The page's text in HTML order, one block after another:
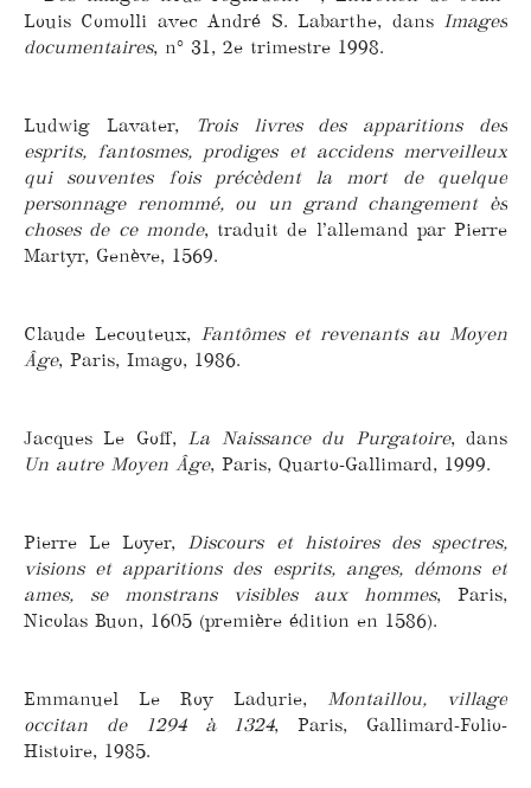
Louis Comolli avec André S. Labarthe, dans Images
documentaires, n° 31, 2e trimestre 1998.
Ludwig Lavater,
Trois livres des apparitions des
esprits, fantosmes, prodiges et accidens merveilleux
qui souventes fois précèdent la mort de quelque
personnage renommé, ou un grand changement ès
choses de ce monde, traduit de l’allemand par Pierre
Martyr, Genève, 1569.
Claude Lecouteux, Fantômes et revenants au Moyen
Âge, Paris, Imago, 1986.
Jacques Le Goff, La Naissance du Purgatoire, dans
Un autre Moyen Âge, Paris, Quarto-Gallimard, 1999.
Pierre Le Loyer, Discours et histoires des spectres,
visions et apparitions des esprits, anges, démons et
ames, se monstrans visibles aux hommes, Paris,
Nicolas Buon, 1605 (première édition en 1586).
Emmanuel Le Roy Ladurie, Montaillou, village
occitan de 1294 à 1324, Paris, Gallimard-Folio-
Histoire, 1985.